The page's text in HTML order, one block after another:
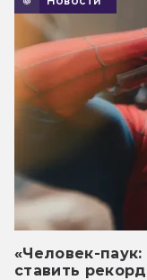
«Человек-
ставить